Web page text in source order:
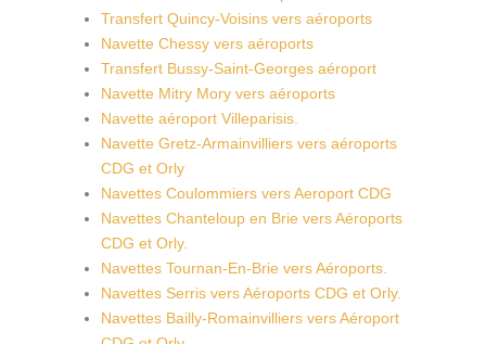
Transfert Quincy-Voisins vers aéroports
Navette Chessy vers aéroports
Transfert Bussy-Saint-Georges aéroport
Navette Mitry Mory vers aéroports
Navette aéroport Villeparisis.
Navette Gretz-Armainvilliers vers aéroports
CDG et Orly
Navettes Coulommiers vers Aeroport CDG
Navettes Chanteloup en Brie vers Aéroports
CDG et Orly.
Navettes Tournan-En-Brie vers Aéroports.
Navettes Serris vers Aéroports CDG et Orly.
Navettes Bailly-Romainvilliers vers Aéroport